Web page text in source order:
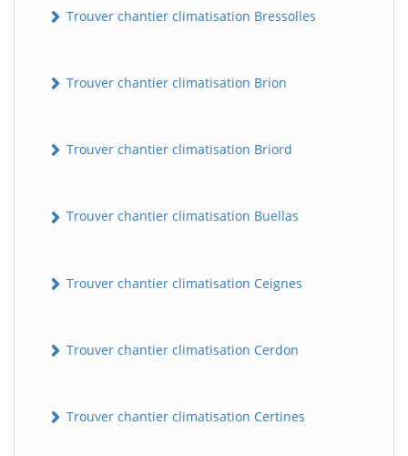
Trouver chantier climatisation Bressolles
Trouver chantier climatisation Brion
Trouver chantier climatisation Briord
Trouver chantier climatisation Buellas
Trouver chantier climatisation Ceignes
Trouver chantier climatisation Cerdon
Trouver chantier climatisation Certines